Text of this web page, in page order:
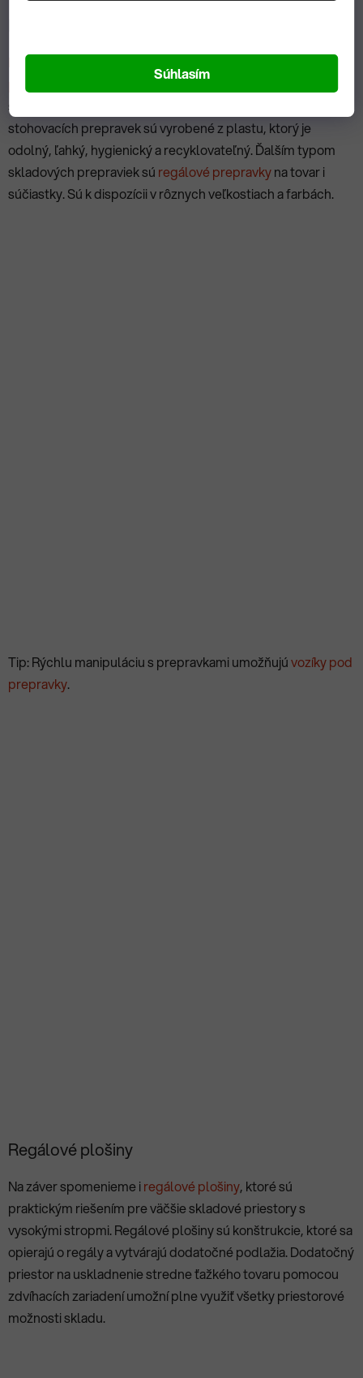
Súhlasím
Prepravky
) sú praktické a ekonomické riešenia pre
skladovanie a prepravu drobného tovaru. Väčšina
stohovacích prepravek sú vyrobené z plastu, ktorý je
odolný, ľahký, hygienický a recyklovateľný. Ďalším typom
skladových prepraviek sú regálové prepravkyna tovar i
súčiastky. Sú k dispozícii v rôznych veľkostiach a farbách.
Tip: Rýchlu manipuláciu s prepravkami umožňujúvozíky pod
prepravky.
Regálové plošiny
Na záver spomenieme i regálové plošiny, ktoré sú
praktickým riešením pre väčšie skladové priestory s
vysokými stropmi. Regálové plošiny sú konštrukcie, ktoré sa
opierajú o regály a vytvárajú dodatočné podlažia. Dodatočný
priestor na uskladnenie stredne ťažkého tovaru pomocou
zdvíhacích zariadení umožní plne využiť všetky priestorové
možnosti skladu.